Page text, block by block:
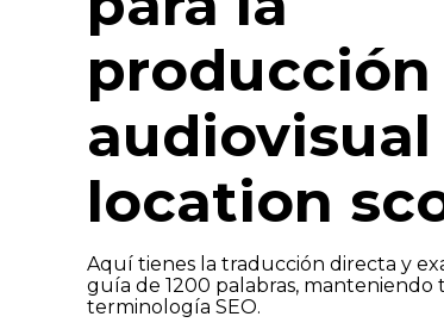
Enviar
producción
audiovisual
location
Aquí tienes la traducción directa y
guía de 1200 palabras,
terminología SEO.